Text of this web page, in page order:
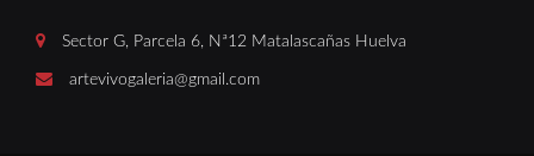
Sector G, Parcela 6, Nª12 Matalascañas Huelva
artevivogaleria@gmail.com